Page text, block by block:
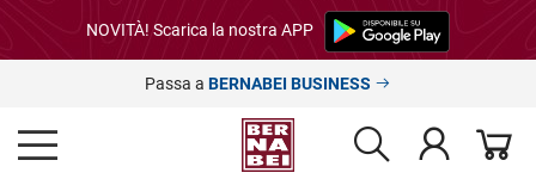
NOVITÀ! Scarica la nostra APP
Passa a BERNABEI BUSINESS